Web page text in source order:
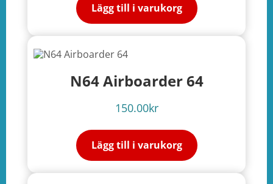
Lägg till i varukorg
N64 Airboarder 64
150.00kr
Lägg till i varukorg